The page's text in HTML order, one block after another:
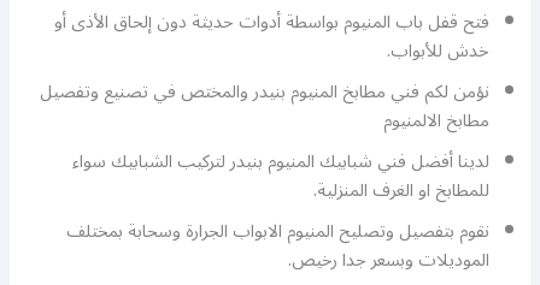
فتح قفل باب المنيوم بواسطة أدوات حديثة دون إلحاق الأذى أو
خدش للأبواب.
نؤمن لكم فني مطابخ المنيوم بنيدر والمختص في تصنيع وتفصيل
مطابخ الالمنيوم
لدينا أفضل فني شبابيك المنيوم بنيدر لتركيب الشبابيك سواء
للمطابخ او الغرف المنزلية.
نقوم بتفصيل وتصليح المنيوم الابواب الجرارة وسحابة بمختلف
الموديلات وبسعر جدا رخيص.